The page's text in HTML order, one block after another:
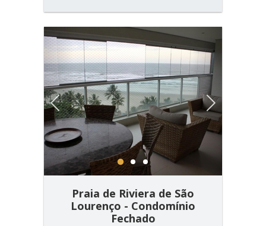
Previous Next
1 2 3
Praia de Riviera de São
Lourenço - Condomínio
Fechado